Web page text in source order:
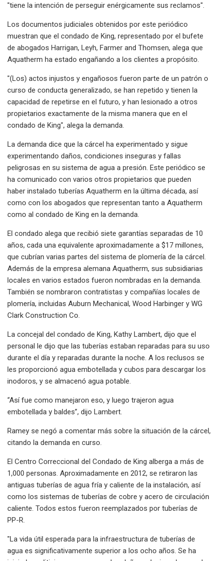
"tiene la intención de perseguir enérgicamente sus reclamos".
Los documentos judiciales obtenidos por este periódico
muestran que el condado de King, representado por el bufete
de abogados Harrigan, Leyh, Farmer and Thomsen, alega que
Aquatherm ha estado engañando a los clientes a propósito.
"(Los) actos injustos y engañosos fueron parte de un patrón o
curso de conducta generalizado, se han repetido y tienen la
capacidad de repetirse en el futuro, y han lesionado a otros
propietarios exactamente de la misma manera que en el
condado de King", alega la demanda.
La demanda dice que la cárcel ha experimentado y sigue
experimentando daños, condiciones inseguras y fallas
peligrosas en su sistema de agua a presión. Este periódico se
ha comunicado con varios otros propietarios que pueden
haber instalado tuberías Aquatherm en la última década, así
como con los abogados que representan tanto a Aquatherm
como al condado de King en la demanda.
El condado alega que recibió siete garantías separadas de 10
años, cada una equivalente aproximadamente a $17 millones,
que cubrían varias partes del sistema de plomería de la cárcel.
Además de la empresa alemana Aquatherm, sus subsidiarias
locales en varios estados fueron nombradas en la demanda.
También se nombraron contratistas y compañías locales de
plomería, incluidas Auburn Mechanical, Wood Harbinger y WG
Clark Construction Co.
La concejal del condado de King, Kathy Lambert, dijo que el
personal le dijo que las tuberías estaban reparadas para su uso
durante el día y reparadas durante la noche. A los reclusos se
les proporcionó agua embotellada y cubos para descargar los
inodoros, y se almacenó agua potable.
“Así fue como manejaron eso, y luego trajeron agua
embotellada y baldes”, dijo Lambert.
Ramey se negó a comentar más sobre la situación de la cárcel,
citando la demanda en curso.
El Centro Correccional del Condado de King alberga a más de
1,000 personas. Aproximadamente en 2012, se retiraron las
antiguas tuberías de agua fría y caliente de la instalación, así
como los sistemas de tuberías de cobre y acero de circulación
caliente. Todos estos fueron reemplazados por tuberías de
PP-R.
"La vida útil esperada para la infraestructura de tuberías de
agua es significativamente superior a los ocho años. Se ha